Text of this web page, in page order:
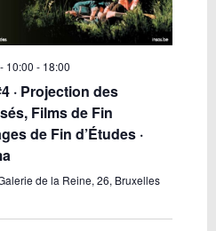
10:00 - 18:00
· Projection des
Films de Fin
de Fin d’Études ·
de la Reine, 26, Bruxelles